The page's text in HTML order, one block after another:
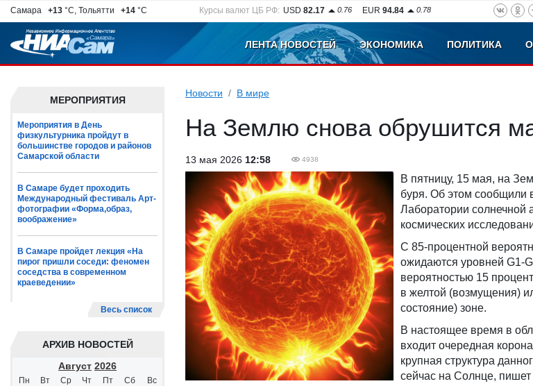
Самара +13 °C, Тольятти +14 °C Курсы валют ЦБ РФ: USD 82.17 0.76 EUR 94.84 0.78
ЛЕНТА НОВОСТЕЙ ЭКОНОМИКА ПОЛИТИКА
МЕРОПРИЯТИЯ
Мероприятия в День
физкультурника пройдут в
большинстве городов и районов
Самарской области
В Самаре будет проходить
Международный фестиваль Арт-
фотографии «Форма,образ,
воображение»
В Самаре пройдет лекция «На
пирог пришли соседи: феномен
соседства в современном
краеведении»
Весь список
АРХИВ НОВОСТЕЙ
Август 2026
Пн Вт Ср Чт Пт Сб
Вс
Новости В мире
На Землю снова обрушится
13 мая 2026 12:58 4938
В пятницу, 15 мая, на
буря. Об этом сообщили
Лаборатории солнечной
космических
С 85-процентной
ожидаются уровней G1-
вероятностью 15
в желтой (возмущения)
состояние) зоне.
В настоящее время в
входит очередная
крупная структура
сейчас на Солнце, пишет